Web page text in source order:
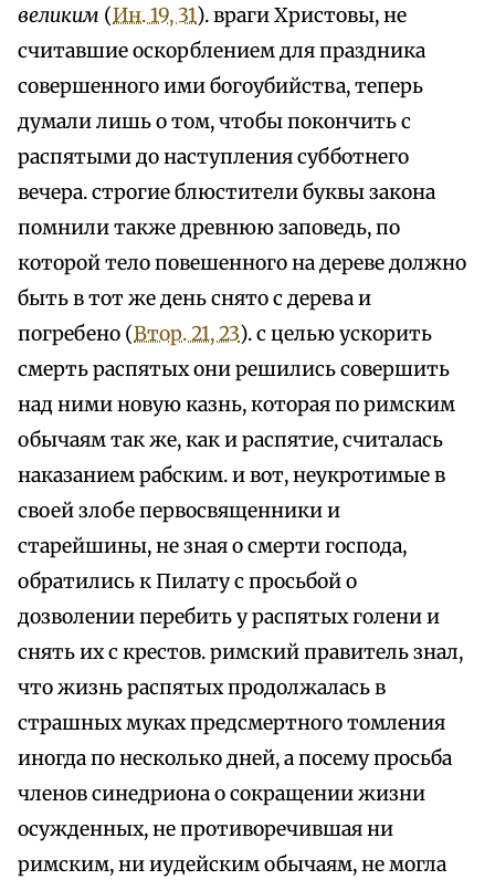
великим (Ин. 19, 31). враги Христовы, не
считавшие оскорблением для праздника
совершенного ими богоубийства, теперь
думали лишь о том, чтобы покончить с
распятыми до наступления субботнего
вечера. строгие блюстители буквы закона
помнили также древнюю заповедь, по
которой тело повешенного на дереве должно
быть в тот же день снято с дерева и
погребено (Втор. 21, 23). с целью ускорить
смерть распятых они решились совершить
над ними новую казнь, которая по римским
обычаям так же, как и распятие, считалась
наказанием рабским. и вот, неукротимые в
своей злобе первосвященники и
старейшины, не зная о смерти господа,
обратились к Пилату с просьбой о
дозволении перебить у распятых голени и
снять их с крестов. римский правитель знал,
что жизнь распятых продолжалась в
страшных муках предсмертного томления
иногда по несколько дней, а посему просьба
членов синедриона о сокращении жизни
осужденных, не противоречившая ни
римским, ни иудейским обычаям, не могла